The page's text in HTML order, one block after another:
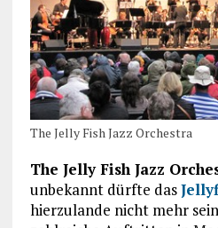
The Jelly Fish Jazz Orchestra
The Jelly Fish Jazz
unbekannt dürfte das
hierzulande nicht mehr